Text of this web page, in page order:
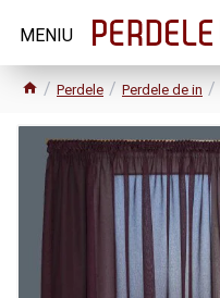
Perdele Perdele de in